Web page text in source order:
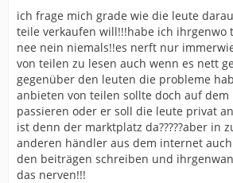
bietet er es gleich an!
wenn er das nicht macht, kommt in
folgende depperte (vollverblödete)
kotzt mich an!!!!) "wo bekomm ich das
und genau darum hat der sven, bei
auch rabatte genießen in meinen
so zu machen!
aber wenn das jetzt auch schon
lass mas halt gleich bleiben oder?
was ist los gernot?
ich frage mich grade wie die leute
teile verkaufen will!!!habe ich ihrgenwo
nee nein niemals!!es nerft nur
von teilen zu lesen auch wenn es nett
gegenüber den leuten die probleme
anbieten von teilen sollte doch auf dem
passieren oder er soll die leute privat
ist denn der marktplatz da?????aber in
anderen händler aus dem internet
den beiträgen schreiben und
das nerven!!!